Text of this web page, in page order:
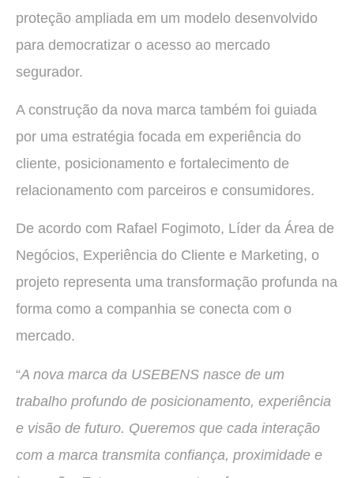
proteção ampliada em um modelo desenvolvido
para democratizar o acesso ao mercado
segurador.
A construção da nova marca também foi guiada
por uma estratégia focada em experiência do
cliente, posicionamento e fortalecimento de
relacionamento com parceiros e consumidores.
De acordo com Rafael Fogimoto, Líder da Área de
Negócios, Experiência do Cliente e Marketing, o
projeto representa uma transformação profunda na
forma como a companhia se conecta com o
mercado.
“A nova marca da USEBENS nasce de um
trabalho profundo de posicionamento, experiência
e visão de futuro. Queremos que cada interação
com a marca transmita confiança, proximidade e